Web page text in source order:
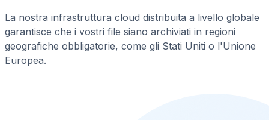
La nostra infrastruttura cloud distribuita a livello globale
garantisce che i vostri file siano archiviati in regioni
geografiche obbligatorie, come gli Stati Uniti o l'Unione
Europea.